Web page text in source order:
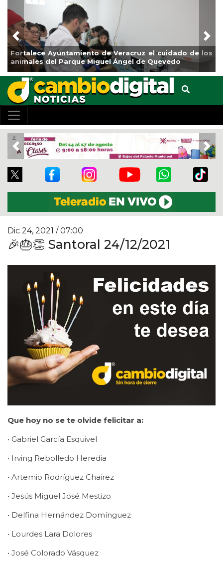
Fortalece Ayuntamiento de Veracruz el cuidado de los
animales del Parque Miguel Ángel de Quevedo
Previous
Previous
Dic 24, 2021 / 07:00
🎉🎂👏 Santoral 24/12/2021
Que hoy no se te olvide felicitar a:
• Gabriel García Esquivel
• Irving Rebolledo Heredia
• Artemio Rodríguez Chairez
• Jesús Miguel José Mestizo
• Delfina Hernández Domínguez
• Lourdes Lara Dolores
• José Colorado Vásquez